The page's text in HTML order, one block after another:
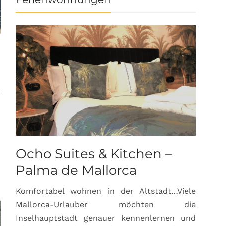
Ocho Suites & Kitchen –
Palma de Mallorca
Komfortabel wohnen in der Altstadt…Viele
Mallorca-Urlauber möchten die
Inselhauptstadt genauer kennenlernen und